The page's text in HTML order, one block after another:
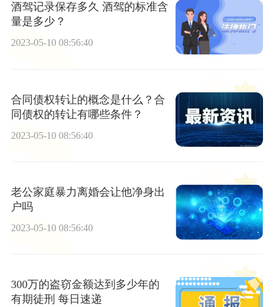
酒驾记录保存多久 酒驾的标准含
量是多少？
2023-05-10 08:56:40
合同债权转让的概念是什么？合
同债权的转让有哪些条件？
2023-05-10 08:56:40
老公家庭暴力离婚会让他净身出
户吗
2023-05-10 08:56:40
300万的盗窃金额达到多少年的
有期徒刑 每日速递